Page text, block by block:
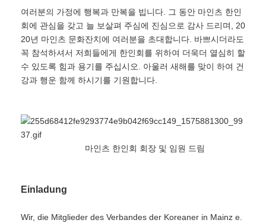
여러분의 가정에 행복과 만복을 빕니다. 그 동안 마인츠 한인
회에 관심을 갖고 늘 보살펴 주심에 진심으로 감사 드리며, 20
20년 마인츠 문화잔치에 여러분을 초대합니다. 바쁘시더라도
꼭 참석하셔서 저희들에게 한인회를 위하여 더욱더 열심히 할
수 있도록 힘과 용기를 주십시오. 아울러 새해를 맞이 하여 건
강과 행운 함께 하시기를 기원합니다.
마인츠 한인회 회장 및 임원 드림
Einladung
Wir, die Mitglieder des Verbandes der Koreaner in Mainz e.